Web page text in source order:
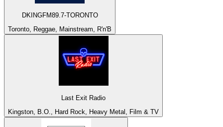
DKINGFM89.7-TORONTO
Toronto, Reggae, Mainstream, R'n'B
Last Exit Radio
Kingston, B.O., Hard Rock, Heavy Metal, Film & TV